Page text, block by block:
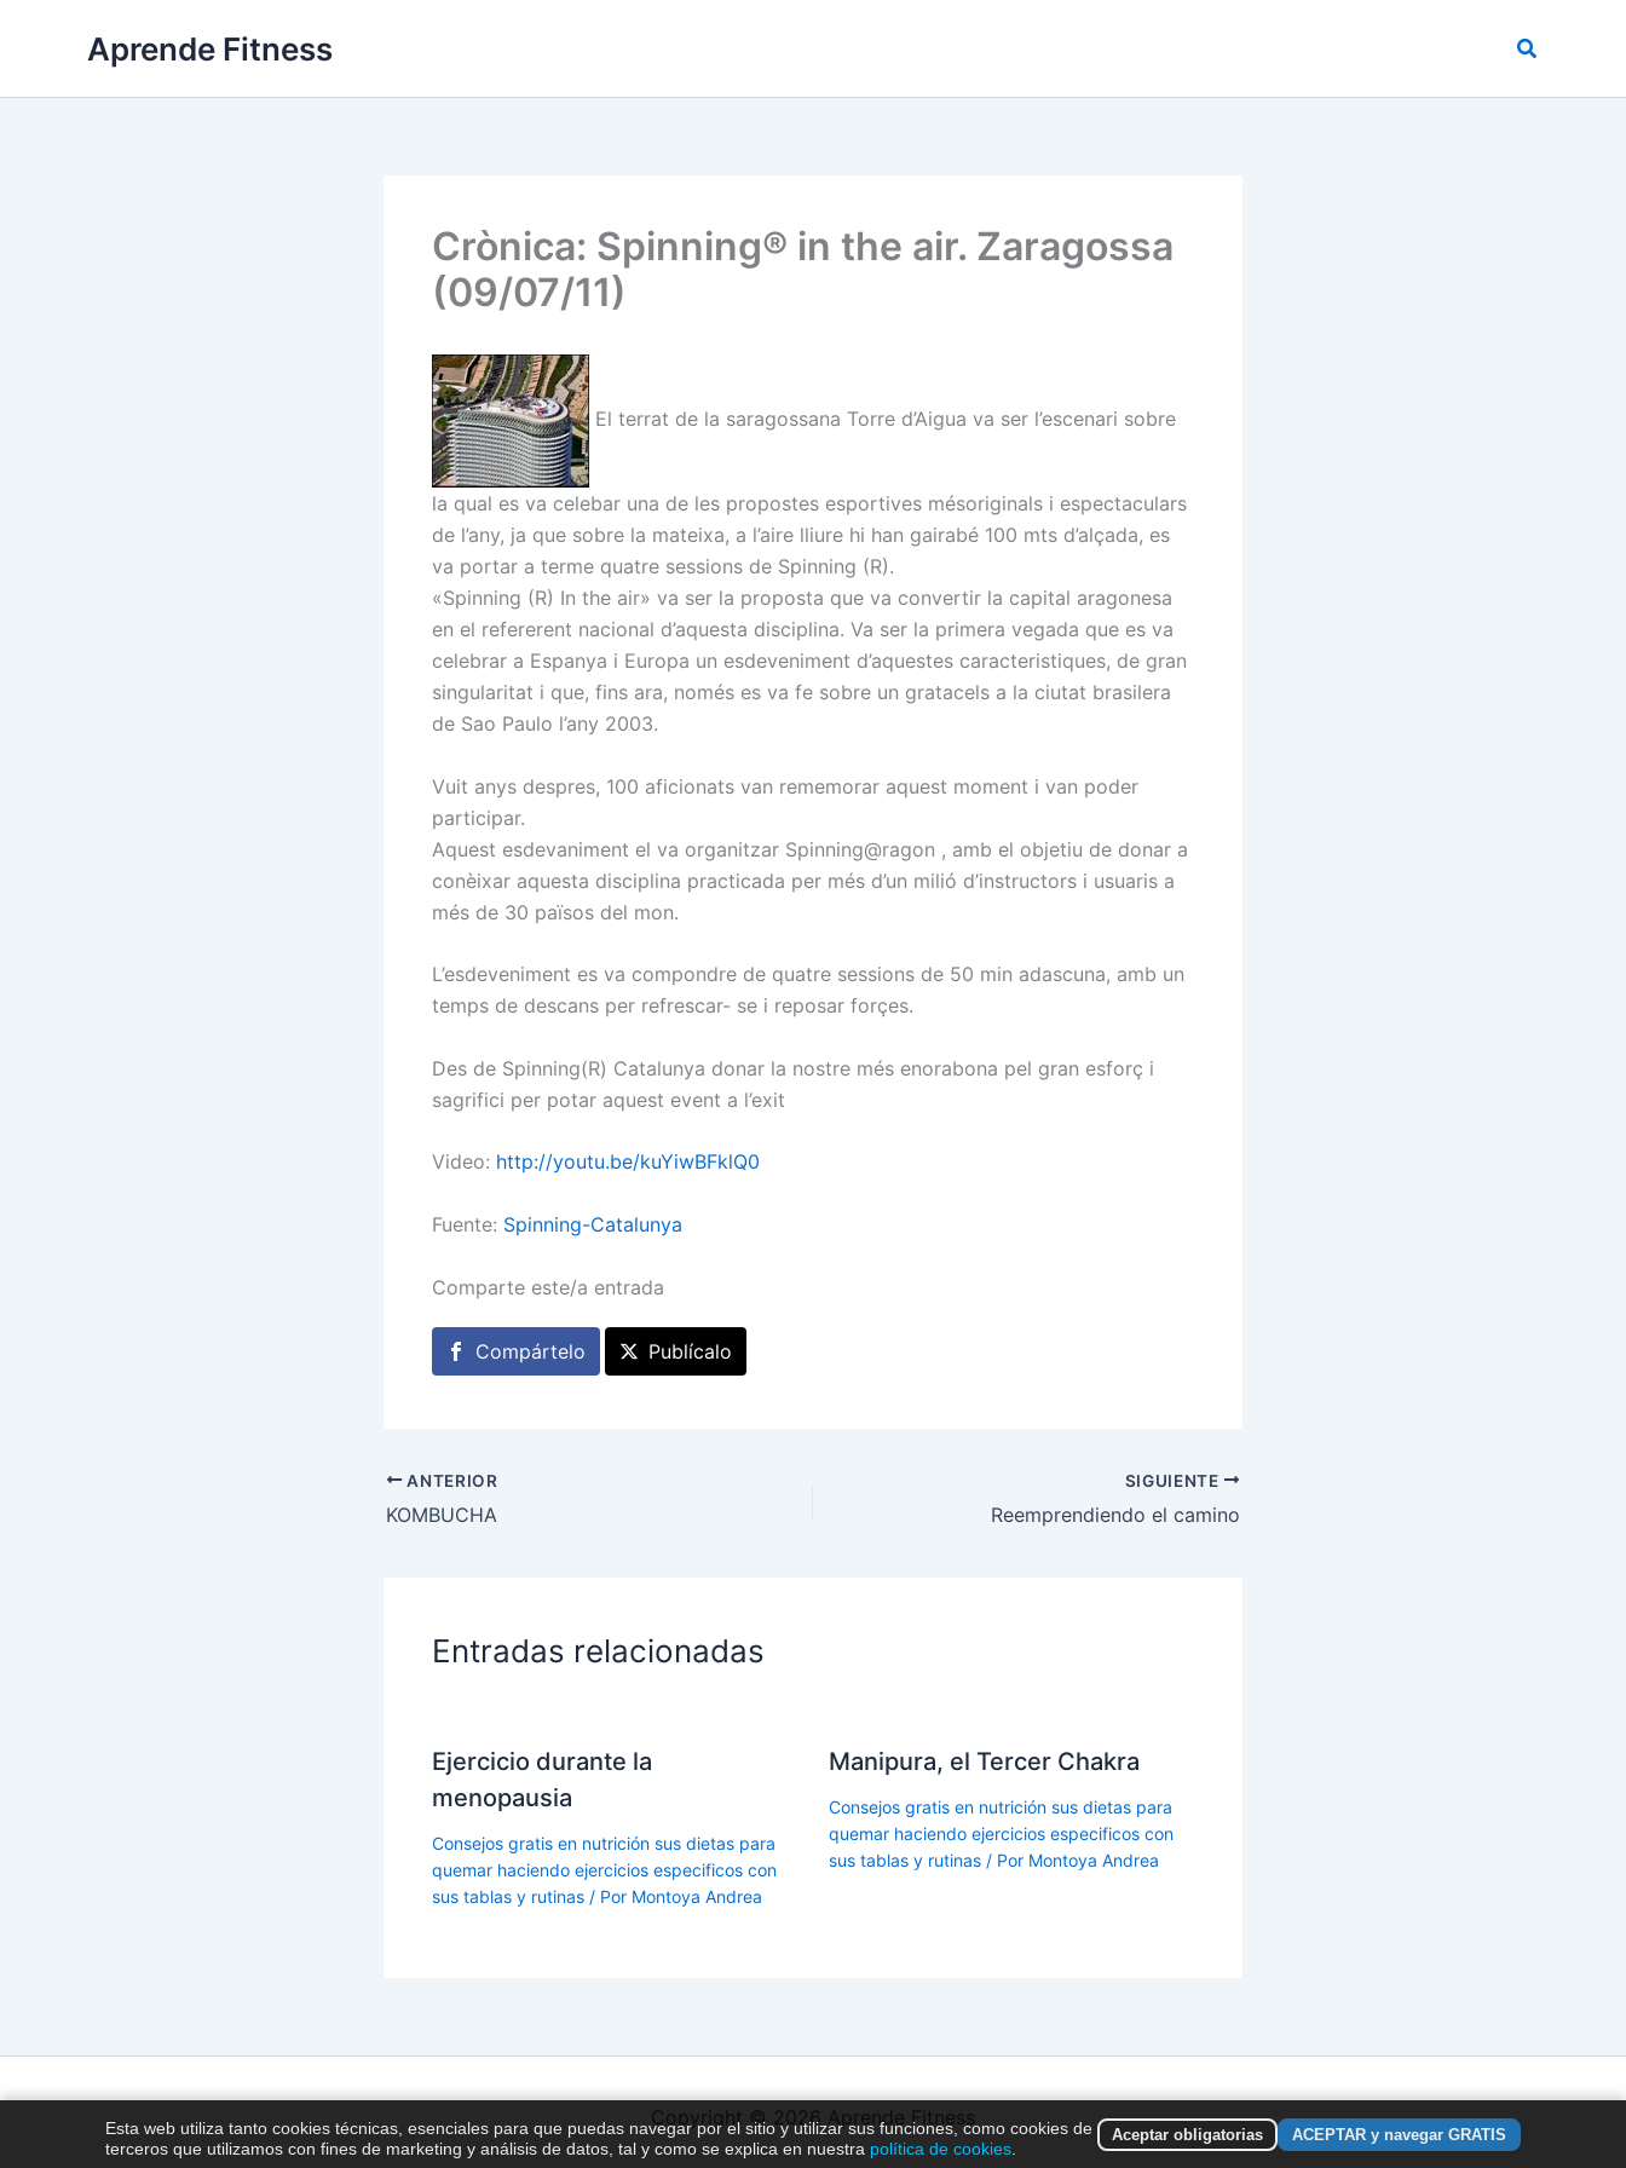
Aprende Fitness Buscar
Crònica: Spinning® in the air. Zaragossa
(09/07/11)
El terrat de la saragossana Torre d’Aigua va ser l’escenari sobre
la qual es va celebar una de les propostes esportives mésoriginals i espectaculars
de l’any, ja que sobre la mateixa, a l’aire lliure hi han gairabé 100 mts d’alçada, es
va portar a terme quatre sessions de Spinning (R).
«Spinning (R) In the air» va ser la proposta que va convertir la capital aragonesa
en el refererent nacional d’aquesta disciplina. Va ser la primera vegada que es va
celebrar a Espanya i Europa un esdeveniment d’aquestes caracteristiques, de gran
singularitat i que, fins ara, només es va fe sobre un gratacels a la ciutat brasilera
de Sao Paulo l’any 2003.
Vuit anys despres, 100 aficionats van rememorar aquest moment i van poder
participar.
Aquest esdevaniment el va organitzar Spinning@ragon , amb el objetiu de donar a
conèixar aquesta disciplina practicada per més d’un milió d’instructors i usuaris a
més de 30 països del mon.
L’esdeveniment es va compondre de quatre sessions de 50 min adascuna, amb un
temps de descans per refrescar- se i reposar forçes.
Des de Spinning(R) Catalunya donar la nostre més enorabona pel gran esforç i
sagrifici per potar aquest event a l’exit
Video: http://youtu.be/kuYiwBFklQ0
Fuente: Spinning-Catalunya
Comparte este/a entrada
Compártelo Publícalo
ANTERIOR
KOMBUCHA
SIGUIENTE
Reemprendiendo el camino
Entradas relacionadas
Ejercicio durante la
menopausia
Consejos gratis en nutrición sus dietas para
quemar haciendo ejercicios especificos con
sus tablas y rutinas / Por Montoya Andrea
Manipura, el Tercer Chakra
Consejos gratis en nutrición sus dietas para
quemar haciendo ejercicios especificos con
sus tablas y rutinas/ Por Montoya Andrea
Copyright © 2026 Aprende Fitness
Esta web utiliza tanto cookies técnicas, esenciales para que puedas navegar por el sitio y utilizar sus funciones, como cookies de
terceros que utilizamos con fines de marketing y análisis de datos, tal y como se explica en nuestra política de cookies
Aceptar obligatorias ACEPTAR y navegar GRATIS